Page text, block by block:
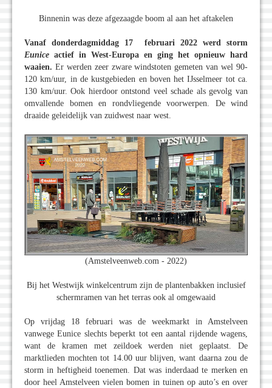
Binnenin was deze afgezaagde boom al aan het aftakelen
Vanaf donderdagmiddag 17 februari 2022 werd storm
Eunice actief in West-Europa en ging het opnieuw hard
waaien. Er werden zeer zware windstoten gemeten van wel 90-
120 km/uur, in de kustgebieden en boven het IJsselmeer tot ca.
130 km/uur. Ook hierdoor ontstond veel schade als gevolg van
omvallende bomen en rondvliegende voorwerpen. De wind
draaide geleidelijk van zuidwest naar west.
(Amstelveenweb.com - 2022)
Bij het Westwijk winkelcentrum zijn de plantenbakken inclusief
schermramen van het terras ook al omgewaaid
Op vrijdag 18 februari was de weekmarkt in Amstelveen
vanwege Eunice slechts beperkt tot een aantal rijdende wagens,
want de kramen met zeildoek werden niet geplaatst. De
marktlieden mochten tot 14.00 uur blijven, want daarna zou de
storm in heftigheid toenemen. Dat was inderdaad te merken en
door heel Amstelveen vielen bomen in tuinen op auto’s en over